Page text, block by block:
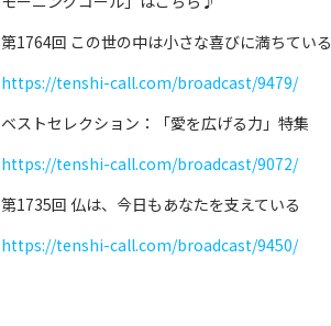
第1764回 この世の中は小さな喜びに満ちている
https://tenshi-call.com/broadcast/9479/
ベストセレクション：「愛を広げる力」特集
https://tenshi-call.com/broadcast/9072/
第1735回 仏は、今日もあなたを支えている
https://tenshi-call.com/broadcast/9450/